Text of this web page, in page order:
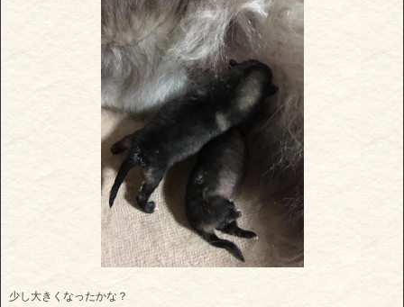
少し大きくなったかな？